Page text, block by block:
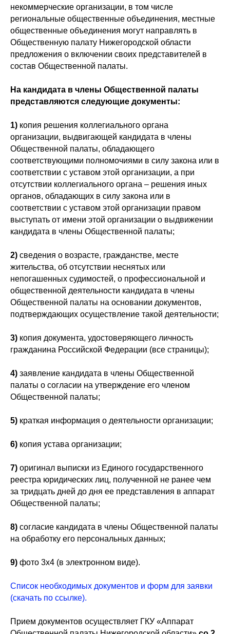
некоммерческие организации, в том числе
региональные общественные объединения, местные
общественные объединения могут направлять в
Общественную палату Нижегородской области
предложения о включении своих представителей в
состав Общественной палаты.
На кандидата в члены Общественной палаты
представляются следующие документы:
1) копия решения коллегиального органа
организации, выдвигающей кандидата в члены
Общественной палаты, обладающего
соответствующими полномочиями в силу закона или в
соответствии с уставом этой организации, а при
отсутствии коллегиального органа – решения иных
органов, обладающих в силу закона или в
соответствии с уставом этой организации правом
выступать от имени этой организации о выдвижении
кандидата в члены Общественной палаты;
2) сведения о возрасте, гражданстве, месте
жительства, об отсутствии неснятых или
непогашенных судимостей, о профессиональной и
общественной деятельности кандидата в члены
Общественной палаты на основании документов,
подтверждающих осуществление такой деятельности;
3) копия документа, удостоверяющего личность
гражданина Российской Федерации (все страницы);
4) заявление кандидата в члены Общественной
палаты о согласии на утверждение его членом
Общественной палаты;
5) краткая информация о деятельности организации;
6) копия устава организации;
7) оригинал выписки из Единого государственного
реестра юридических лиц, полученной не ранее чем
за тридцать дней до дня ее представления в аппарат
Общественной палаты;
8) согласие кандидата в члены Общественной палаты
на обработку его персональных данных;
9) фото 3х4 (в электронном виде).
Список необходимых документов и форм для заявки
(скачать по ссылке).
Прием документов осуществляет ГКУ «Аппарат